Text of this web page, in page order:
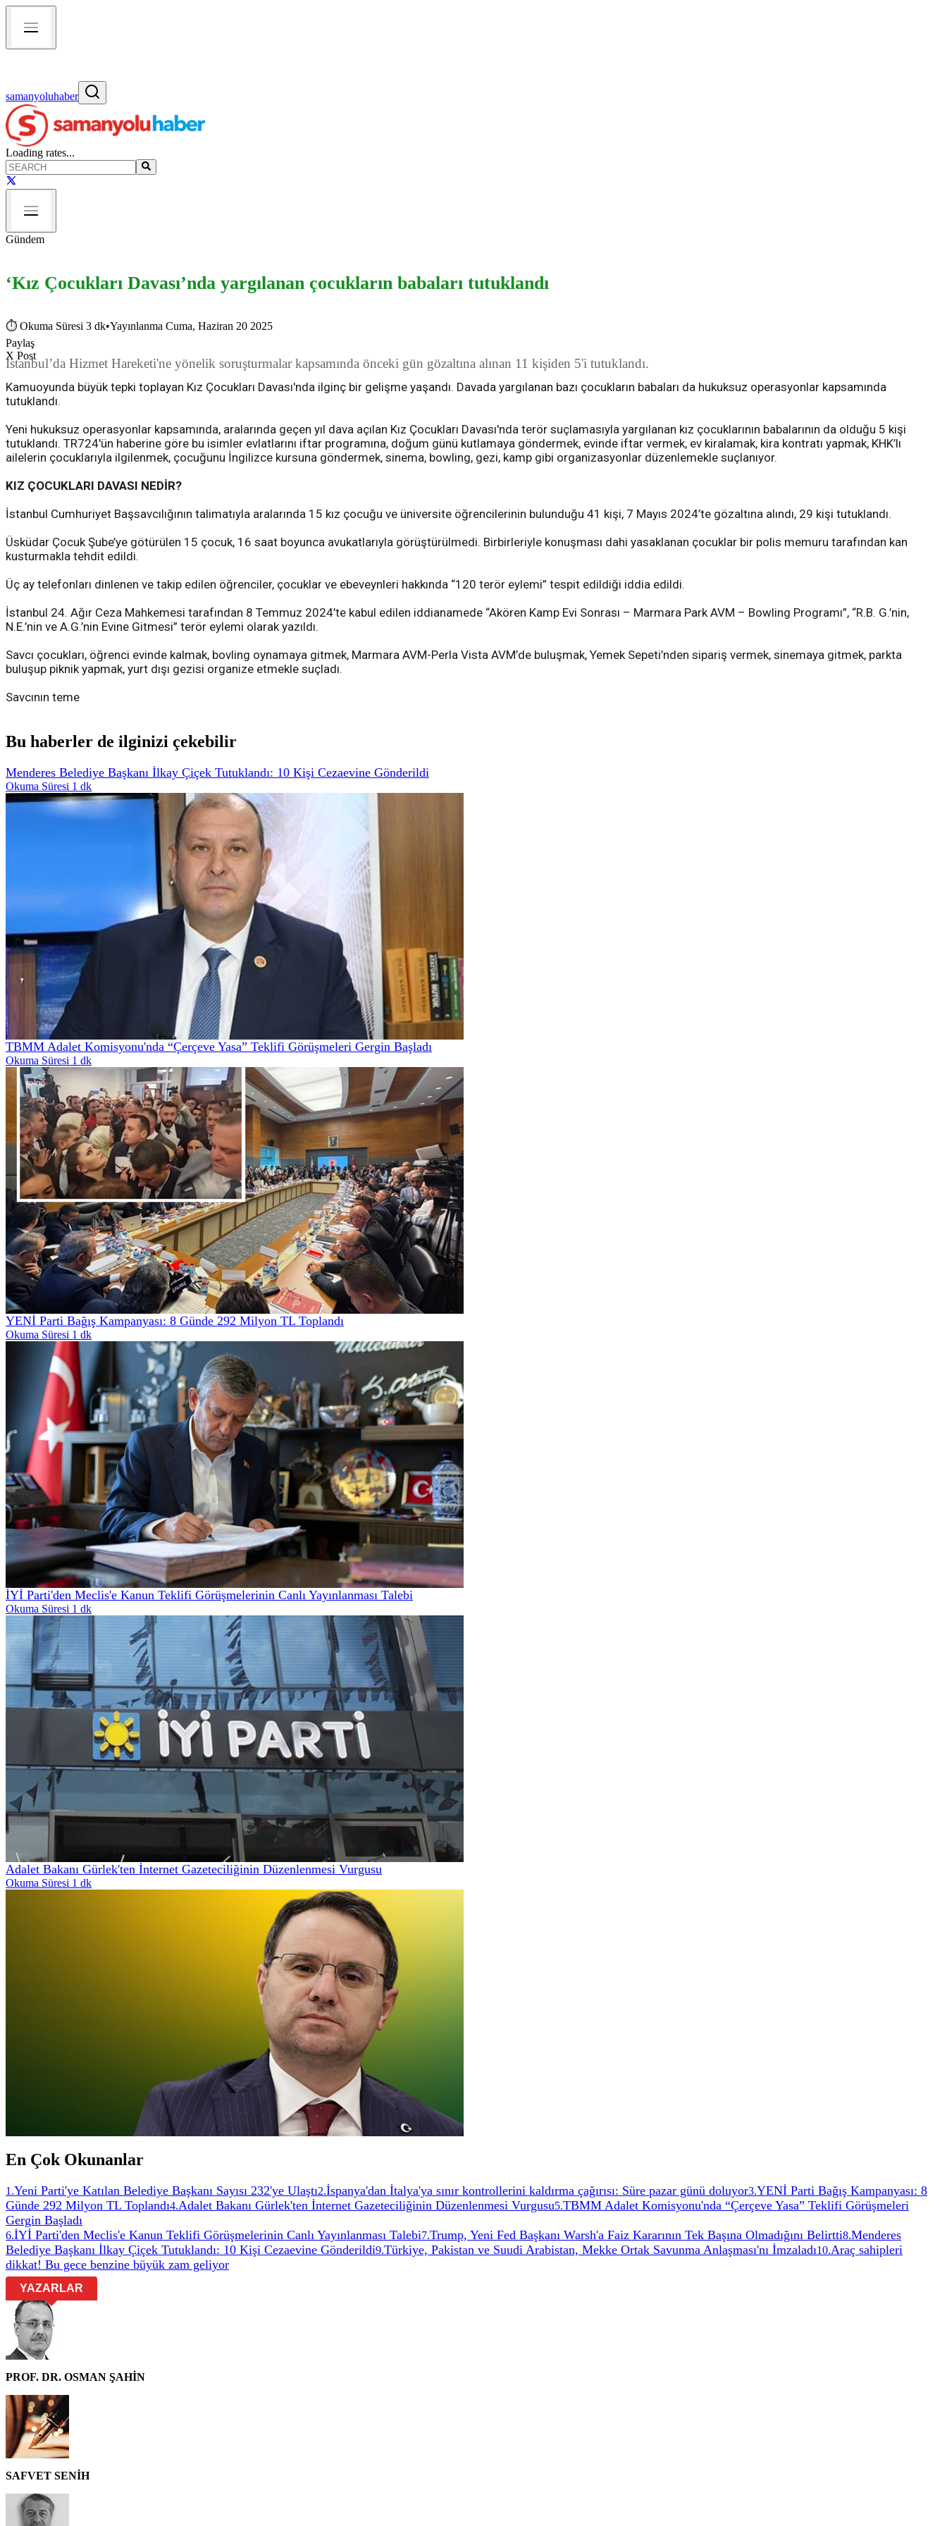
samanyoluhaber
Loading rates...
Gündem
‘Kız Çocukları Davası’nda yargılanan çocukların babaları tutuklandı
⏱ Okuma Süresi 3 dk•Yayınlanma Cuma, Haziran 20 2025
Paylaş
X Post
İstanbul’da Hizmet Hareketi'ne yönelik soruşturmalar kapsamında önceki gün gözaltına alınan 11 kişiden 5'i tutuklandı.
Kamuoyunda büyük tepki toplayan Kız Çocukları Davası'nda ilginç bir gelişme yaşandı. Davada yargılanan bazı çocukların babaları da hukuksuz operasyonlar kapsamında
tutuklandı.
Yeni hukuksuz operasyonlar kapsamında, aralarında geçen yıl dava açılan Kız Çocukları Davası'nda terör suçlamasıyla yargılanan kız çocuklarının babalarının da olduğu 5 kişi
tutuklandı. TR724'ün haberine göre bu isimler evlatlarını iftar programına, doğum günü kutlamaya göndermek, evinde iftar vermek, ev kiralamak, kira kontratı yapmak, KHK’lı
ailelerin çocuklarıyla ilgilenmek, çocuğunu İngilizce kursuna göndermek, sinema, bowling, gezi, kamp gibi organizasyonlar düzenlemekle suçlanıyor.
KIZ ÇOCUKLARI DAVASI NEDİR?
İstanbul Cumhuriyet Başsavcılığının talimatıyla aralarında 15 kız çocuğu ve üniversite öğrencilerinin bulunduğu 41 kişi, 7 Mayıs 2024’te gözaltına alındı, 29 kişi tutuklandı.
Üsküdar Çocuk Şube’ye götürülen 15 çocuk, 16 saat boyunca avukatlarıyla görüştürülmedi. Birbirleriyle konuşması dahi yasaklanan çocuklar bir polis memuru tarafından kan
kusturmakla tehdit edildi.
Üç ay telefonları dinlenen ve takip edilen öğrenciler, çocuklar ve ebeveynleri hakkında “120 terör eylemi” tespit edildiği iddia edildi.
İstanbul 24. Ağır Ceza Mahkemesi tarafından 8 Temmuz 2024’te kabul edilen iddianamede “Akören Kamp Evi Sonrası – Marmara Park AVM – Bowling Programı”, “R.B. G.’nin,
N.E.’nin ve A.G.’nin Evine Gitmesi” terör eylemi olarak yazıldı.
Savcı çocukları, öğrenci evinde kalmak, bovling oynamaya gitmek, Marmara AVM-Perla Vista AVM’de buluşmak, Yemek Sepeti’nden sipariş vermek, sinemaya gitmek, parkta
buluşup piknik yapmak, yurt dışı gezisi organize etmekle suçladı.
Savcının teme
Bu haberler de ilginizi çekebilir
Menderes Belediye Başkanı İlkay Çiçek Tutuklandı: 10 Kişi Cezaevine Gönderildi
Okuma Süresi 1 dk
TBMM Adalet Komisyonu'nda “Çerçeve Yasa” Teklifi Görüşmeleri Gergin Başladı
Okuma Süresi 1 dk
YENİ Parti Bağış Kampanyası: 8 Günde 292 Milyon TL Toplandı
Okuma Süresi 1 dk
İYİ Parti'den Meclis'e Kanun Teklifi Görüşmelerinin Canlı Yayınlanması Talebi
Okuma Süresi 1 dk
Adalet Bakanı Gürlek'ten İnternet Gazeteciliğinin Düzenlenmesi Vurgusu
Okuma Süresi 1 dk
En Çok Okunanlar
1 .Yeni Parti'ye Katılan Belediye Başkanı Sayısı 232'ye Ulaştı2.İspanya'dan İtalya'ya sınır kontrollerini kaldırma çağırısı: Süre pazar günü doluyor3.YENİ Parti Bağış Kampanyası: 8
Günde 292 Milyon TL Toplandı4.Adalet Bakanı Gürlek'ten İnternet Gazeteciliğinin Düzenlenmesi Vurgusu5.TBMM Adalet Komisyonu'nda “Çerçeve Yasa” Teklifi Görüşmeleri
Gergin Başladı
6.İYİ Parti'den Meclis'e Kanun Teklifi Görüşmelerinin Canlı Yayınlanması Talebi7.Trump, Yeni Fed Başkanı Warsh'a Faiz Kararının Tek Başına Olmadığını Belirtti8.Menderes
Belediye Başkanı İlkay Çiçek Tutuklandı: 10 Kişi Cezaevine Gönderildi9.Türkiye, Pakistan ve Suudi Arabistan, Mekke Ortak Savunma Anlaşması'nı İmzaladı10.Araç sahipleri
dikkat! Bu gece benzine büyük zam geliyor
YAZARLAR
PROF. DR. OSMAN ŞAHİN
SAFVET SENİH